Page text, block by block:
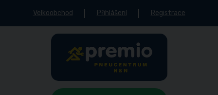
Velkoobchod Přihlášení Registrace